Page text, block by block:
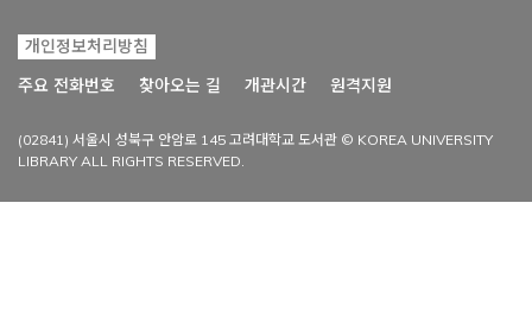
개인정보처리방침
주요 전화번호
찾아오는 길 개관시간 원격지원
(02841) 서울시 성북구 안암로 145 고려대학교 도서관 © KOREA UNIVERSITY
LIBRARY ALL RIGHTS RESERVED.